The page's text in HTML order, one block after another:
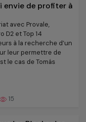
envie de profiter à
avec Provale,
D2 et Top 14
à la recherche d’un
leur permettre de
le cas de Tomás
15